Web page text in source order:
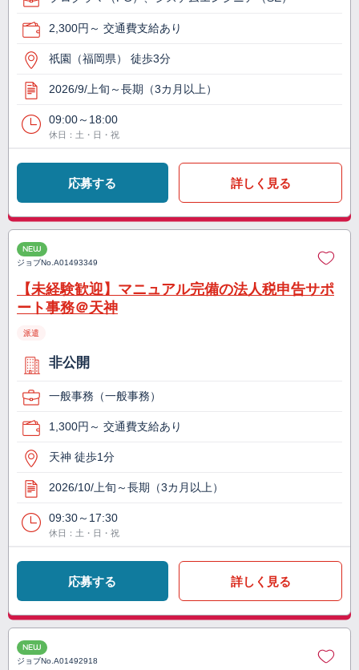
2,300円～ 交通費支給あり
祇園（福岡県） 徒歩3分
2026/9/上旬～長期（3カ月以上）
09:00～18:00
休日：土・日・祝
応募する 詳しく見る
NEW
ジョブNo.A01493349
【未経験歓迎】マニュアル完備の法人税申告サポ
ート事務＠天神
派遣
非公開
一般事務（一般事務）
1,300円～ 交通費支給あり
天神 徒歩1分
2026/10/上旬～長期（3カ月以上）
09:30～17:30
休日：土・日・祝
応募する 詳しく見る
NEW
ジョブNo.A01492918